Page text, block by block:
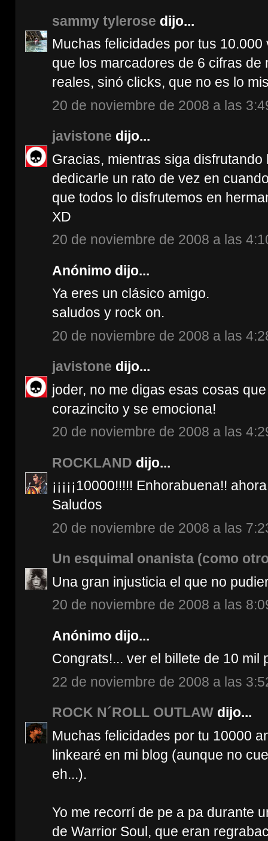
sammy tylerose dijo...
Muchas felicidades por tus
que los marcadores de 6 cifras
reales, sinó clicks, que no es lo
20 de noviembre de 2008 a las
javistone dijo...
Gracias, mientras siga
dedicarle un rato de vez en
que todos lo disfrutemos en
XD
20 de noviembre de 2008 a las
Anónimo dijo...
Ya eres un clásico amigo.
saludos y rock on.
20 de noviembre de 2008 a las
javistone dijo...
joder, no me digas esas cosas
corazincito y se emociona!
20 de noviembre de 2008 a las
ROCKLAND dijo...
¡¡¡¡¡10000!!!!! Enhorabuena!!
Saludos
20 de noviembre de 2008 a las
Un esquimal onanista (como
Una gran injusticia el que no
20 de noviembre de 2008 a las
Anónimo dijo...
Congrats!... ver el billete de 10 mil
22 de noviembre de 2008 a las
ROCK N´ROLL OUTLAW dijo...
Muchas felicidades por tu 10000
linkearé en mi blog (aunque no
eh...).
Yo me recorrí de pe a pa durante
de Warrior Soul, que eran